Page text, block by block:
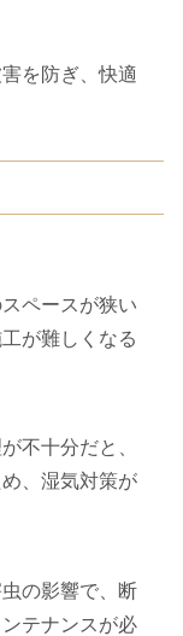
を防ぎ、快適
スペースが狭い
が難しくなる
不十分だと、
、湿気対策が
虫の影響で、断
テナンスが必